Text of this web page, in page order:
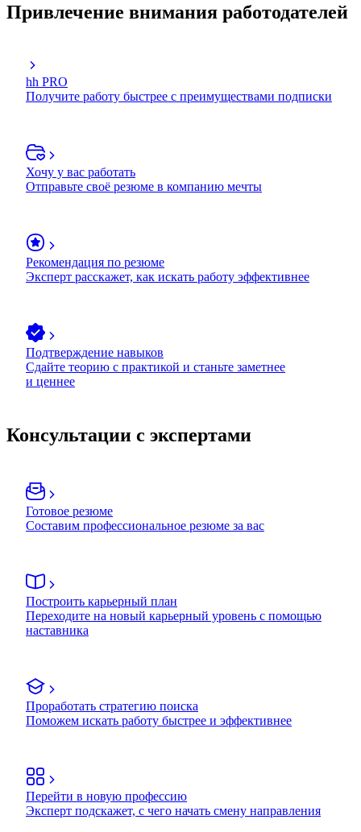
Привлечение внимания работодателей
hh PRO
Получите работу быстрее с преимуществами подписки
Хочу у вас работать
Отправьте своё резюме в компанию мечты
Рекомендация по резюме
Эксперт расскажет, как искать работу эффективнее
Подтверждение навыков
Сдайте теорию с практикой и станьте заметнее
и ценнее
Консультации с экспертами
Готовое резюме
Составим профессиональное резюме за вас
Построить карьерный план
Переходите на новый карьерный уровень с помощью
наставника
Проработать стратегию поиска
Поможем искать работу быстрее и эффективнее
Перейти в новую профессию
Эксперт подскажет, с чего начать смену направления